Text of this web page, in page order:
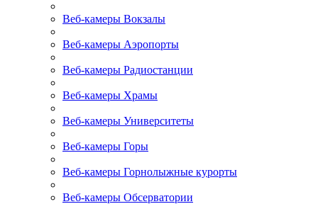
Веб-камеры Вокзалы
Веб-камеры Аэропорты
Веб-камеры Радиостанции
Веб-камеры Храмы
Веб-камеры Университеты
Веб-камеры Горы
Веб-камеры Горнолыжные курорты
Веб-камеры Обсерватории